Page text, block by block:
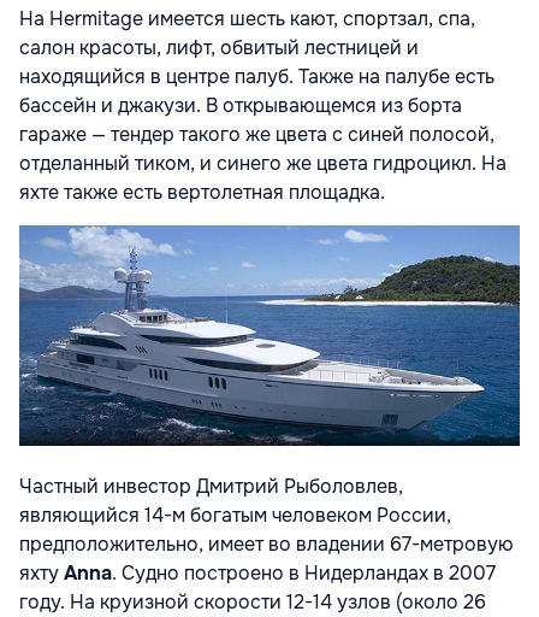
На Hermitage имеется шесть кают, спортзал, спа,
салон красоты, лифт, обвитый лестницей и
находящийся в центре палуб. Также на палубе есть
бассейн и джакузи. В открывающемся из борта
гараже — тендер такого же цвета с синей полосой,
отделанный тиком, и синего же цвета гидроцикл. На
яхте также есть вертолетная площадка.
Частный инвестор Дмитрий Рыболовлев,
являющийся 14-м богатым человеком России,
предположительно, имеет во владении 67-метровую
яхтуAnna. Судно построено в Нидерландах в 2007
году. На круизной скорости 12-14 узлов (около 26